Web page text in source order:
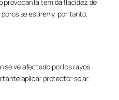
provocan la temida flacidez de
se estiren y, por tanto,
se ve afectado por los rayos
aplicar protector solar.